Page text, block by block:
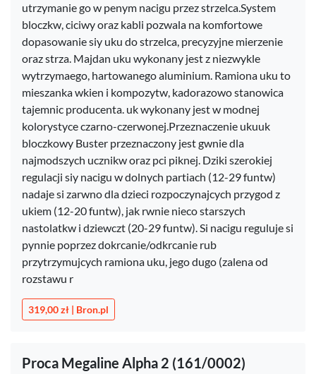
utrzymanie go w penym nacigu przez strzelca.System
bloczkw, ciciwy oraz kabli pozwala na komfortowe
dopasowanie siy uku do strzelca, precyzyjne mierzenie
oraz strza. Majdan uku wykonany jest z niezwykle
wytrzymaego, hartowanego aluminium. Ramiona uku to
mieszanka wkien i kompozytw, kadorazowo stanowica
tajemnic producenta. uk wykonany jest w modnej
kolorystyce czarno-czerwonej.Przeznaczenie ukuuk
bloczkowy Buster przeznaczony jest gwnie dla
najmodszych ucznikw oraz pci piknej. Dziki szerokiej
regulacji siy nacigu w dolnych partiach (12-29 funtw)
nadaje si zarwno dla dzieci rozpoczynajcych przygod z
ukiem (12-20 funtw), jak rwnie nieco starszych
nastolatkw i dziewczt (20-29 funtw). Si nacigu reguluje si
pynnie poprzez dokrcanie/odkrcanie rub
przytrzymujcych ramiona uku, jego dugo (zalena od
rozstawu r
319,00 zł | Bron.pl
Proca Megaline Alpha 2 (161/0002)